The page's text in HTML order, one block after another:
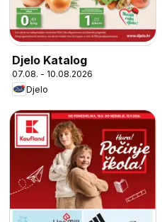
Djelo Katalog
07.08. - 10.08.2026
Djelo